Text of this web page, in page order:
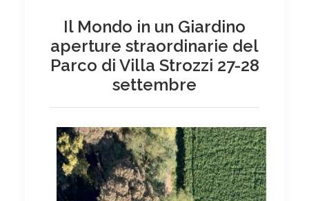
Il Mondo in un Giardino
aperture straordinarie del
Parco di Villa Strozzi 27-28
settembre